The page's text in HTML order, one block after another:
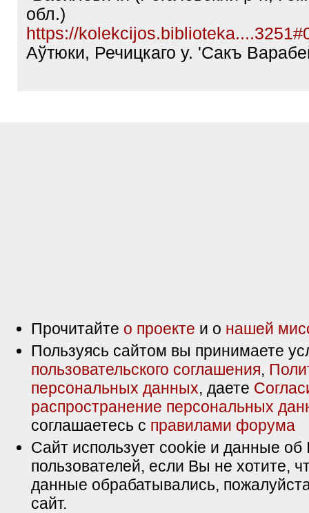
обл.)
https://
Аўтюки, Речицкаго у. 'Сакъ
Прочитайте о проекте и о нашей
Пользуясь сайтом вы принимаете
пользовательского соглашения,
персональных данных, даете
распространение персональных
соглашаетесь с правилами форума
Сайт использует cookie и данные об
пользователей, если Вы не хотите,
данные обрабатывались,
сайт.